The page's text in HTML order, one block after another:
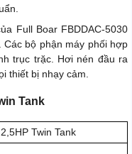
Full Boar FBDDAC-5030
bộ phận máy phối hợp
trục trặc. Hơi nén đầu ra
thiết bị nhạy cảm.
Tank
Twin Tank